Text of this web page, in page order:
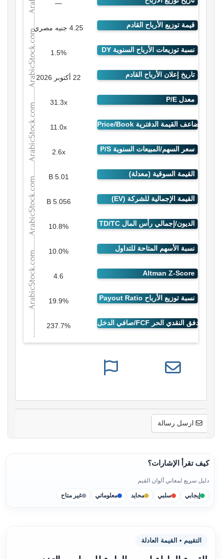
—
4.25 جنيه مصري
1.5%
22 أكتوبر 2026
31.3x
11.0x
2.6x
5.01 B
5.056 B
10.8%
10.0%
4.6
19.9%
237.7%
ارسل رسالة
كيف تقرأ الإشارات؟
دليل سريع لمعاني ألوان القيم
إيجابي سلبي محايد معلوماتي غير متاح
التقييم • القيمة العادلة